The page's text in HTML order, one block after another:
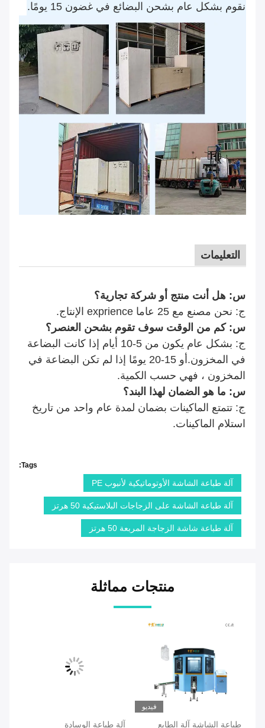
نقوم بشكل عام بشحن البضائع في غضون 15 يومًا.
التعليمات
س: هل أنت منتج أو شركة تجارية؟
ج: نحن مصنع مع 25 عاما exprience الإنتاج.
س: كم من الوقت سوف تقوم بشحن العنصر؟
ج: بشكل عام يكون من 5-10 أيام إذا كانت البضاعة
في المخزون.أو 15-20 يومًا إذا لم تكن البضاعة في
المخزون ، فهي حسب الكمية.
س: ما هو الضمان لهذا البند؟
ج: تتمتع الماكينات بضمان لمدة عام واحد من تاريخ
استلام الماكينات.
Tags:
آلة طباعة الشاشة الأوتوماتيكية لأنبوب PE
آلة طباعة الشاشة على الزجاجات البلاستيكية 50 هرتز
آلة طباعة شاشة الزجاجة المربعة 50 هرتز
منتجات مماثلة
فيديو
طباعة الشاشة آلة الطابع
آلة طباعة الوسادة